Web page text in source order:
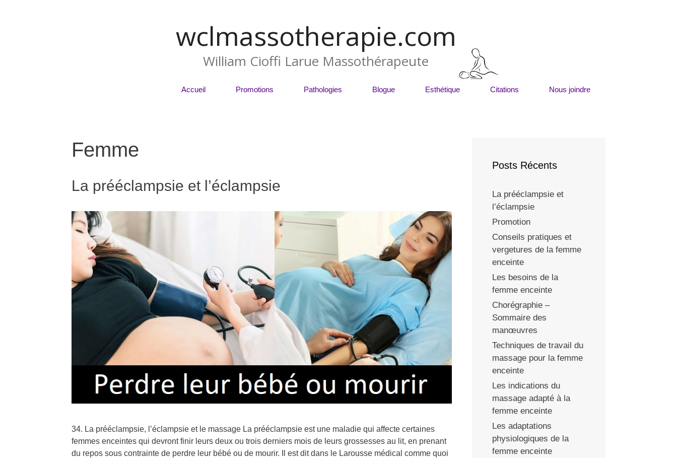
wclmassotherapie.com
William Cioffi Larue Massothérapeute
Accueil Promotions Pathologies Blogue Esthétique Citations Nous joindre
Femme
La prééclampsie et l’éclampsie
34. La prééclampsie, l’éclampsie et le massage La prééclampsie est une maladie qui affecte certaines
femmes enceintes qui devront finir leurs deux ou trois derniers mois de leurs grossesses au lit, en prenant
du repos sous contrainte de perdre leur bébé ou de mourir. Il est dit dans le Larousse médical comme quoi
Posts Récents
La prééclampsie et
l’éclampsie
Promotion
Conseils pratiques et
vergetures de la femme
enceinte
Les besoins de la
femme enceinte
Chorégraphie –
Sommaire des
manœuvres
Techniques de travail du
massage pour la femme
enceinte
Les indications du
massage adapté à la
femme enceinte
Les adaptations
physiologiques de la
femme enceinte